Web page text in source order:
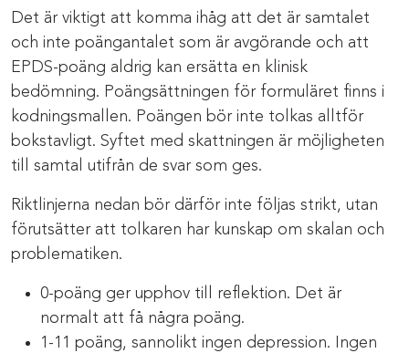
Det är viktigt att komma ihåg att det är samtalet
och inte poängantalet som är avgörande och att
EPDS-poäng aldrig kan ersätta en klinisk
bedömning. Poängsättningen för formuläret finns i
kodningsmallen. Poängen bör inte tolkas alltför
bokstavligt. Syftet med skattningen är möjligheten
till samtal utifrån de svar som ges.
Riktlinjerna nedan bör därför inte följas strikt, utan
förutsätter att tolkaren har kunskap om skalan och
problematiken.
0-poäng ger upphov till reflektion. Det är
normalt att få några poäng.
1-11 poäng, sannolikt ingen depression. Ingen